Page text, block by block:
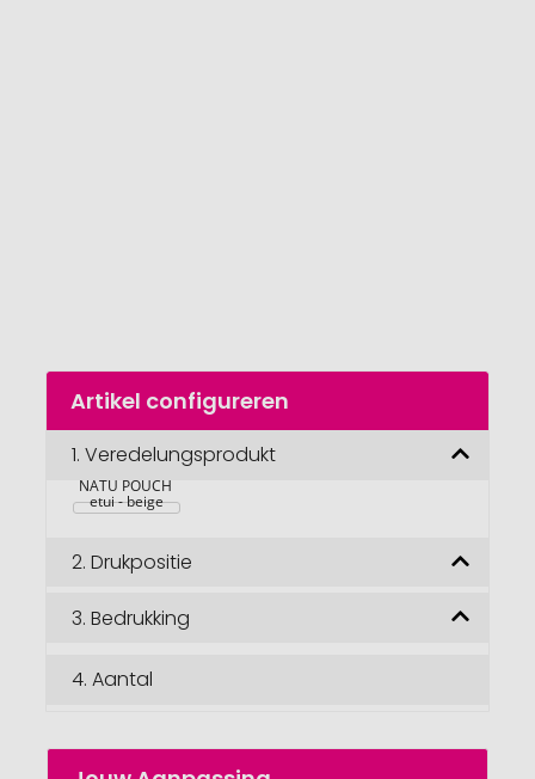
Naar
begin
afbeeldingengalerij
Artikel configureren
1. Veredelungsprodukt
NATU POUCH
etui - beige
2. Drukpositie
3. Bedrukking
4. Aantal